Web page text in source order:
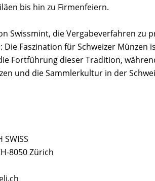
bis hin zu Firmenfeiern.
Swissmint, die Vergabeverfahren zu
Die Faszination für Schweizer
Fortführung dieser Tradition,
und die Sammlerkultur in der
SWISS
8050 Zürich